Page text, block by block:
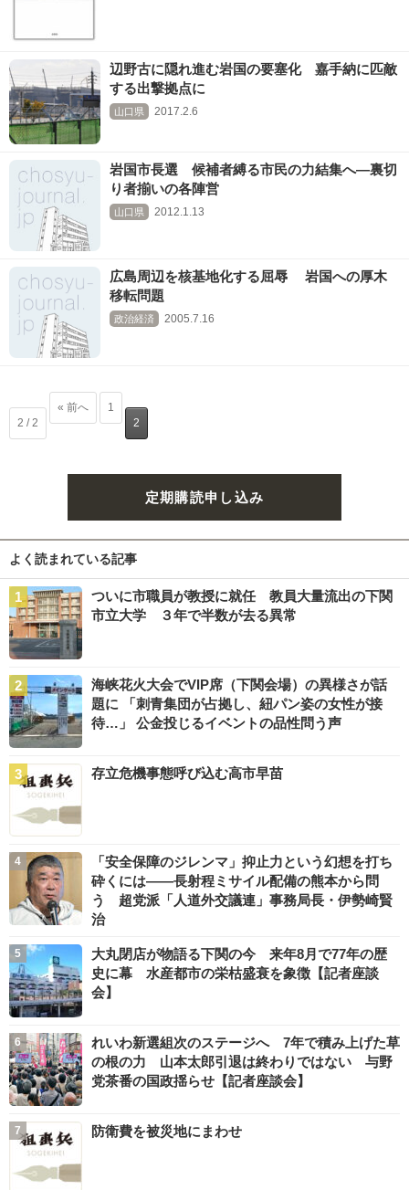
辺野古に隠れ進む岩国の要塞化 嘉手納に匹敵
する出撃拠点に
山口県 2017.2.6
岩国市長選 候補者縛る市民の力結集へ―裏切
り者揃いの各陣営
山口県 2012.1.13
広島周辺を核基地化する屈辱 岩国への厚木
移転問題
政治経済 2005.7.16
2 / 2
« 前へ
1
2
定期購読申し込み
よく読まれている記事
ついに市職員が教授に就任 教員大量流出の下関
市立大学 ３年で半数が去る異常
海峡花火大会でVIP席（下関会場）の異様さが話
題に 「刺青集団が占拠し、紐パン姿の女性が接
待…」 公金投じるイベントの品性問う声
存立危機事態呼び込む高市早苗
「安全保障のジレンマ」抑止力という幻想を打ち
砕くには――長射程ミサイル配備の熊本から問
う 超党派「人道外交議連」事務局長・伊勢崎賢
治
大丸閉店が物語る下関の今 来年8月で77年の歴
史に幕 水産都市の栄枯盛衰を象徴【記者座談
会】
れいわ新選組次のステージへ 7年で積み上げた草
の根の力 山本太郎引退は終わりではない 与野
党茶番の国政揺らせ【記者座談会】
防衛費を被災地にまわせ